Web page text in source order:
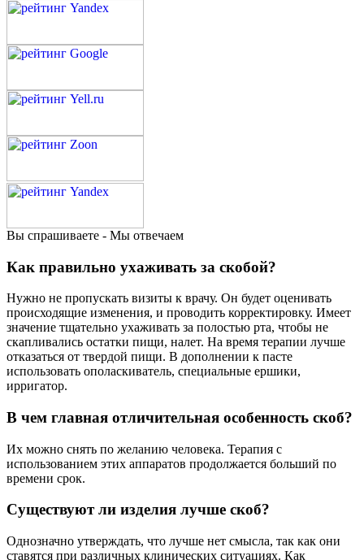
Вы спрашиваете - Мы отвечаем
Как правильно ухаживать за скобой?
Нужно не пропускать визиты к врачу. Он будет оценивать
происходящие изменения, и проводить корректировку. Имеет
значение тщательно ухаживать за полостью рта, чтобы не
скапливались остатки пищи, налет. На время терапии лучше
отказаться от твердой пищи. В дополнении к пасте
использовать ополаскиватель, специальные ершики,
ирригатор.
В чем главная отличительная особенность скоб?
Их можно снять по желанию человека. Терапия с
использованием этих аппаратов продолжается больший по
времени срок.
Существуют ли изделия лучше скоб?
Однозначно утверждать, что лучше нет смысла, так как они
ставятся при различных клинических ситуациях. Как